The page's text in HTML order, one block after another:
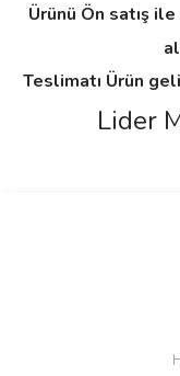
Ürünü Ön satış
Teslimatı Ürün
Lider
Bu
Ürün resmi
Ürün
Ürün bilgilerinde